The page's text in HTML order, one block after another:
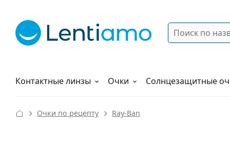
Поиск
Контактные линзы
Растворы Очки Солнцезащитные
Как заказать
Очки по рецепту Ray-Ban